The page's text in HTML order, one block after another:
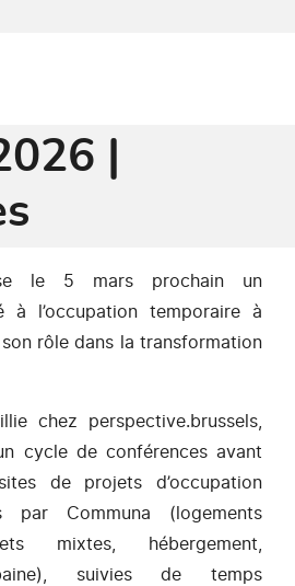
|
le 5 mars prochain un
à l’occupation temporaire à
rôle dans la transformation
chez perspective.brussels,
cycle de conférences avant
de projets d’occupation
par Communa (logements
mixtes, hébergement,
suivies de temps